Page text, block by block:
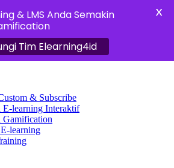
& Subscribe
E-learning Interaktif
Gamification
learning
& LMS Anda Semakin
Tim Elearning4id
X